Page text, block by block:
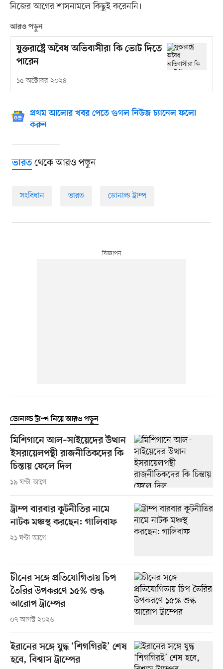
নিজের আগের শাসনামলে কিছুই করেননি।
আরও পড়ুন
যুক্তরাষ্ট্রে অবৈধ অভিবাসীরা কি ভোট দিতে
পারেন
১৫ অক্টোবর ২০২৪
প্রথম আলোর খবর পেতে গুগল নিউজ চ্যানেল ফলো
করুন
ভারতথেকে আরও পড়ুন
সংবিধান ভারত ডোনাল্ড ট্রাম্প
ডোনাল্ড ট্রাম্প নিয়ে আরও পড়ুন
মিশিগানে আল–সাইয়েদের উত্থান
ইসরায়েলপন্থী রাজনীতিকদের কি
চিন্তায় ফেলে দিল
১৯ ঘণ্টা আগে
ট্রাম্প বারবার কূটনীতির নামে
নাটক মঞ্চস্থ করছেন: গালিবাফ
২১ ঘণ্টা আগে
চীনের সঙ্গে প্রতিযোগিতায় চিপ
তৈরির উপকরণে ১৫% শুল্ক
আরোপ ট্রাম্পের
০৭ আগস্ট ২০২৬
ইরানের সঙ্গে যুদ্ধ ‘শিগগিরই’ শেষ
হবে, বিশ্বাস ট্রাম্পের